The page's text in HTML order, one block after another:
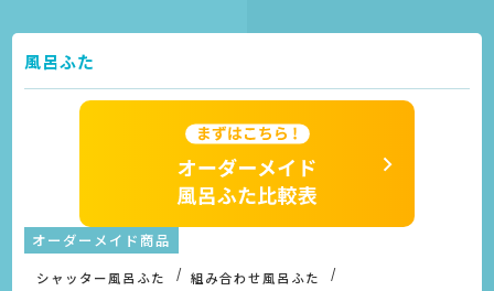
風呂ふた
オーダーメイド商品
シャッター風呂ふた
組み合わせ風呂ふた